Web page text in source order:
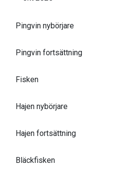
Pingvin nybörjare
Pingvin fortsättning
Fisken
Hajen nybörjare
Hajen fortsättning
Bläckfisken